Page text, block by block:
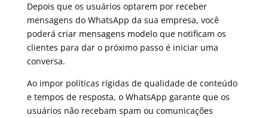
Depois que os usuários optarem por receber
mensagens do WhatsApp da sua empresa, você
poderá criar mensagens modelo que notificam os
clientes para dar o próximo passo é iniciar uma
conversa.
Ao impor políticas rígidas de qualidade de conteúdo
e tempos de resposta, o WhatsApp garante que os
usuários não recebam spam ou comunicações